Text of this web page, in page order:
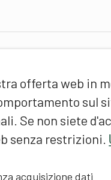
offerta web in
sul
Se non siete
senza restrizioni.
acquisizione dati